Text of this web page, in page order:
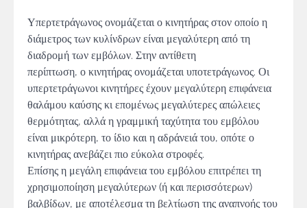
Υπερτετράγωνος ονομάζεται ο κινητήρας στον οποίο η
διάμετρος των κυλίνδρων είναι μεγαλύτερη από τη
διαδρομή των εμβόλων. Στην αντίθετη
περίπτωση, ο κινητήρας ονομάζεται υποτετράγωνος. Οι
υπερτετράγωνοι κινητήρες έχουν μεγαλύτερη επιφάνεια
θαλάμου καύσης κι επομένως μεγαλύτερες απώλειες
θερμότητας, αλλά η γραμμική ταχύτητα του εμβόλου
είναι μικρότερη, το ίδιο και η αδράνειά του, οπότε ο
κινητήρας ανεβάζει πιο εύκολα στροφές.
Επίσης η μεγάλη επιφάνεια του εμβόλου επιτρέπει τη
χρησιμοποίηση μεγαλύτερων (ή και περισσότερων)
βαλβίδων, με αποτέλεσμα τη βελτίωση της αναπνοής του